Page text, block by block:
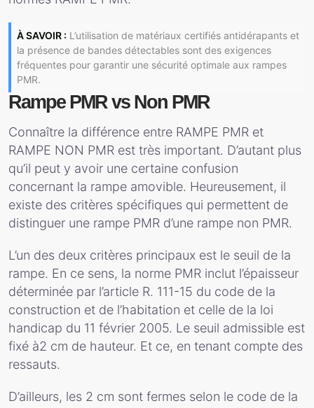
À SAVOIR : L’utilisation de matériaux certifiés antidérapants et
la présence de bandes détectables sont des exigences
fréquentes pour garantir une sécurité optimale aux rampes
PMR.
Rampe PMR vs Non PMR
Connaître la différence entre RAMPE PMR et
RAMPE NON PMR est très important. D’autant plus
qu’il peut y avoir une certaine confusion
concernant la rampe amovible. Heureusement, il
existe des critères spécifiques qui permettent de
distinguer une rampe PMR d’une rampe non PMR.
L’un des deux critères principaux est le seuil de la
rampe. En ce sens, la norme PMR inclut l’épaisseur
déterminée par l’article R. 111-15 du code de la
construction et de l’habitation et celle de la loi
handicap du 11 février 2005. Le seuil admissible est
fixé à2 cm de hauteur. Et ce, en tenant compte des
ressauts.
D’ailleurs, les 2 cm sont fermes selon le code de la